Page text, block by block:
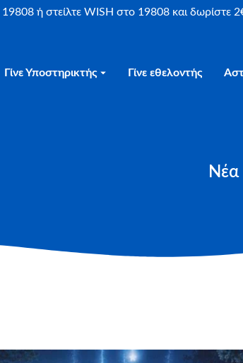
ή στείλτε WISH στο 19808 και δωρίστε
Γίνε Υποστηρικτής Γίνε εθελοντής
Νέα